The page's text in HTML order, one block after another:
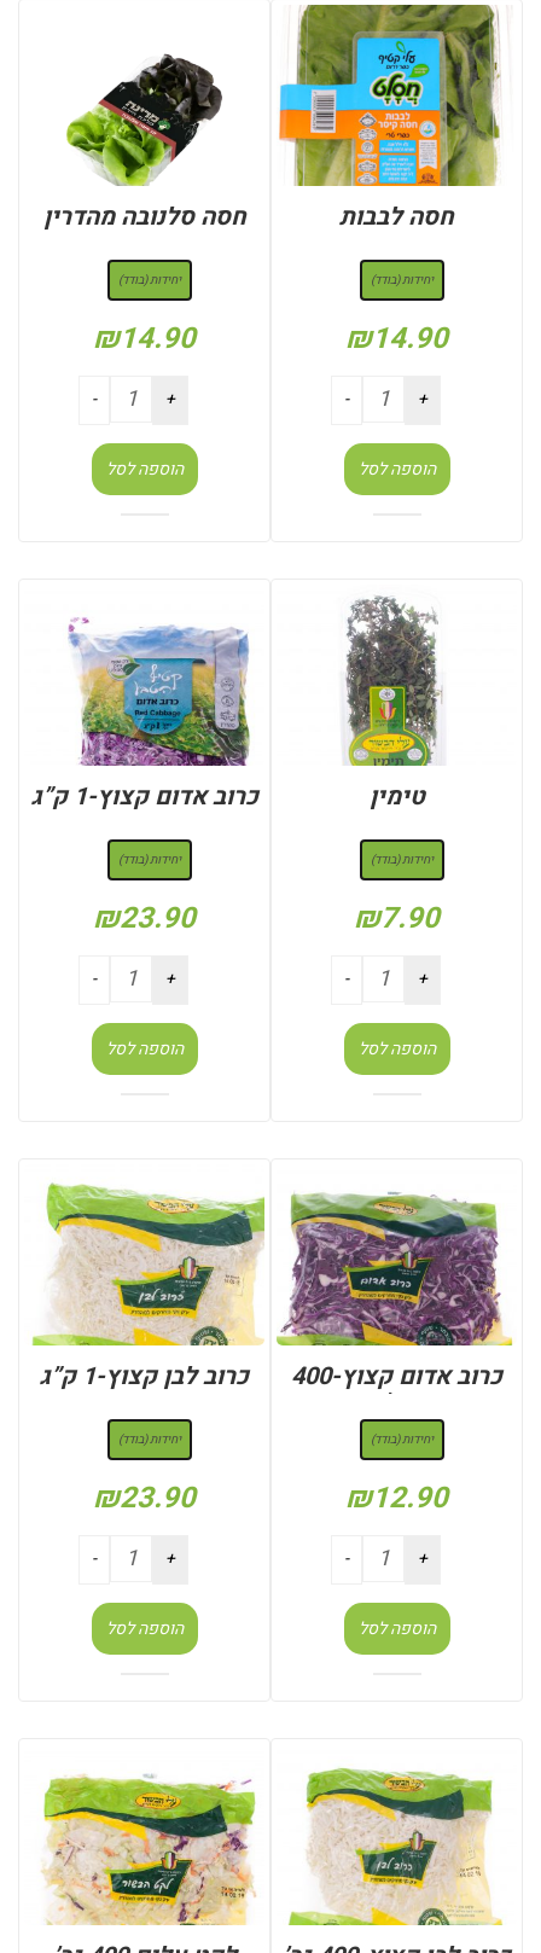
חסה לבבות
יחידות (בודד)
₪14.90
הוספה לסל
חסה סלנובה מהדרין
יחידות (בודד)
₪14.90
הוספה לסל
טימין
יחידות (בודד)
₪7.90
הוספה לסל
כרוב אדום קצוץ-1 ק”ג
יחידות (בודד)
₪23.90
הוספה לסל
כרוב אדום קצוץ-400
גר’
יחידות (בודד)
₪12.90
הוספה לסל
כרוב לבן קצוץ-1 ק”ג
יחידות (בודד)
₪23.90
הוספה לסל